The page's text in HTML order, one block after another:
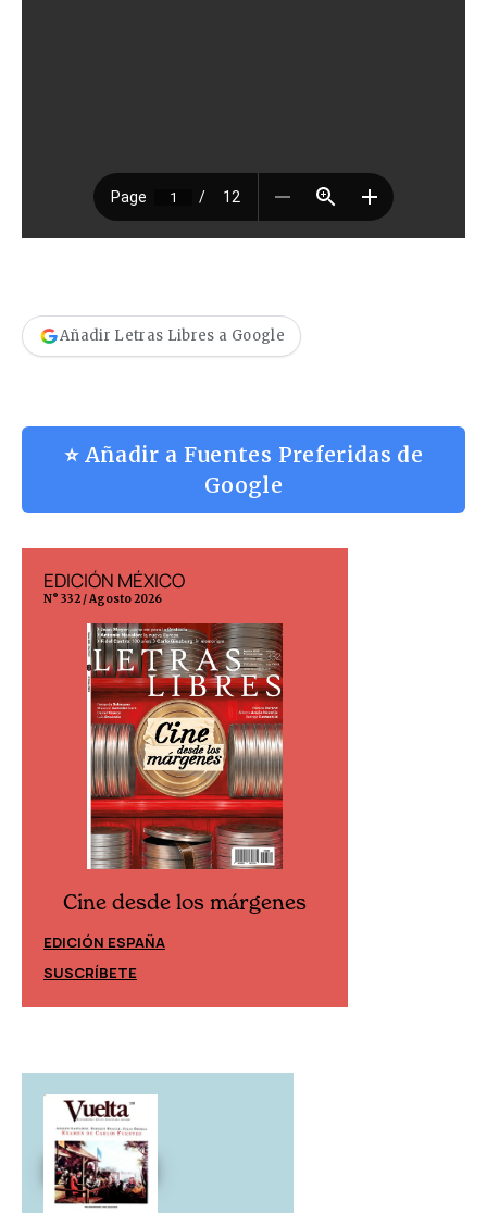
Añadir Letras Libres a Google
⭐ Añadir a Fuentes Preferidas de
Google
EDICIÓN MÉXICO
N° 332 / Agosto 2026
Cine desde los márgenes
EDICIÓN ESPAÑA
SUSCRÍBETE